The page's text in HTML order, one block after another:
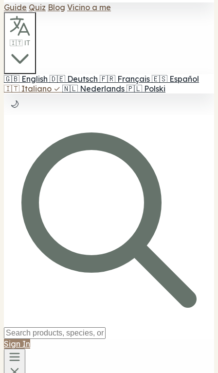
Guide Quiz Blog Vicino a me
🇮🇹 IT
🇬🇧 English 🇩🇪 Deutsch 🇫🇷 Français 🇪🇸 Español
🇮🇹 Italiano ✓ 🇳🇱 Nederlands 🇵🇱 Polski
🌙
Sign In